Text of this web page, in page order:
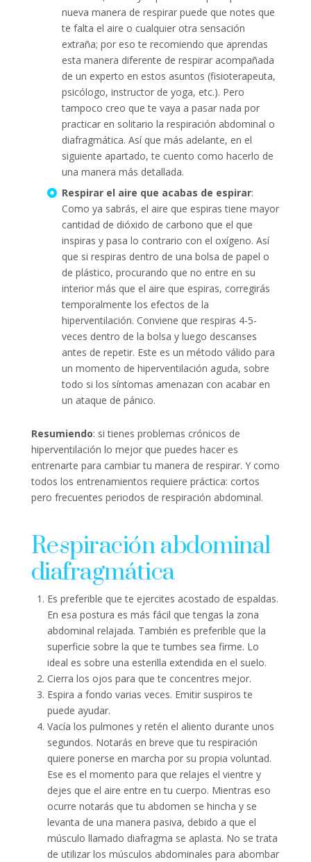
nueva manera de respirar puede que notes que
te falta el aire o cualquier otra sensación
extraña; por eso te recomiendo que aprendas
esta manera diferente de respirar acompañada
de un experto en estos asuntos (fisioterapeuta,
psicólogo, instructor de yoga, etc.). Pero
tampoco creo que te vaya a pasar nada por
practicar en solitario la respiración abdominal o
diafragmática. Así que más adelante, en el
siguiente apartado, te cuento como hacerlo de
una manera más detallada.
Respirar el aire que acabas de espirar:
Como ya sabrás, el aire que espiras tiene mayor
cantidad de dióxido de carbono que el que
inspiras y pasa lo contrario con el oxígeno. Así
que si respiras dentro de una bolsa de papel o
de plástico, procurando que no entre en su
interior más que el aire que espiras, corregirás
temporalmente los efectos de la
hiperventilación. Conviene que respiras 4-5-
veces dentro de la bolsa y luego descanses
antes de repetir. Este es un método válido para
un momento de hiperventilación aguda, sobre
todo si los síntomas amenazan con acabar en
un ataque de pánico.
Resumiendo: si tienes problemas crónicos de
hiperventilación lo mejor que puedes hacer es
entrenarte para cambiar tu manera de respirar. Y como
todos los entrenamientos requiere práctica: cortos
pero frecuentes periodos de respiración abdominal.
Respiración abdominal
diafragmática
Es preferible que te ejercites acostado de espaldas.
En esa postura es más fácil que tengas la zona
abdominal relajada. También es preferible que la
superficie sobre la que te tumbes sea firme. Lo
ideal es sobre una esterilla extendida en el suelo.
Cierra los ojos para que te concentres mejor.
Espira a fondo varias veces. Emitir suspiros te
puede ayudar.
Vacía los pulmones y retén el aliento durante unos
segundos. Notarás en breve que tu respiración
quiere ponerse en marcha por su propia voluntad.
Ese es el momento para que relajes el vientre y
dejes que el aire entre en tu cuerpo. Mientras eso
ocurre notarás que tu abdomen se hincha y se
levanta de una manera pasiva, debido a que el
músculo llamado diafragma se aplasta. No se trata
de utilizar los músculos abdominales para abombar